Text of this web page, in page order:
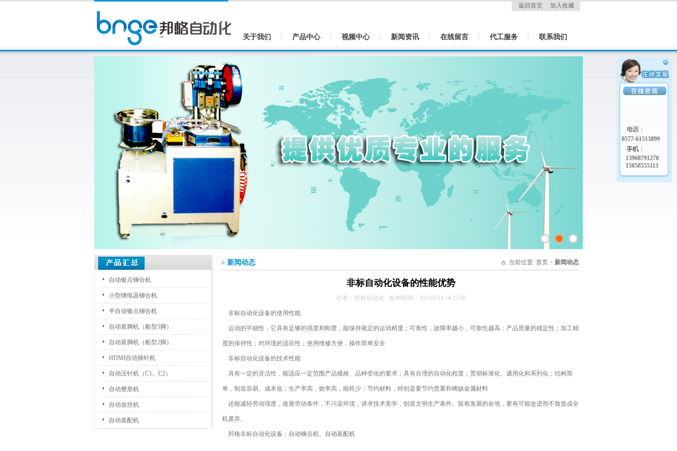
返回首页 加入收藏
关于我们 产品中心 视频中心 新闻资讯 在线留言 代工服务 联系我们
自动银点铆合机
小型继电器铆合机
半自动银点铆合机
自动装脚机（船型3脚）
自动装脚机（船型2脚）
HDMI自动插针机
自动压针机（C1、C2）
自动整形机
自动攻丝机
自动装配机
> 新闻动态 当前位置: 首页 > 新闻动态
非标自动化设备的性能优势
作者：邦格自动化 发布时间：2013/8/14 14:22:08
非标自动化设备的使用性能
运动的平稳性，它具有足够的强度和刚度，能保持规定的运动精度；可靠性，故障率越小，可靠性越高；产品质量的稳定性；加工精
度的保持性；对环境的适应性；使用维修方便，操作简单安全
非标自动化设备的技术性能
具有一定的灵活性，能适应一定范围产品规格、品种变化的要求；具有合理的自动化程度；贯彻标准化、通用化和系列化；结构简
单，制造容易、成本低；生产率高，效率高，能耗少；节约材料，特别是要节约贵重和稀缺金属材料
还能减轻劳动强度，改善劳动条件，不污染环境，讲求技术美学，创造文明生产条件。留有发展的余地，要有可能改进而不致造成全
机废弃。
邦格非标自动化设备： 自动铆点机、 自动装配机
0577-61513899
13968791278
15858555113